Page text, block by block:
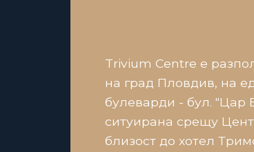
Trivium Centre е
на град Пловдив, на
булеварди - бул. "Цар
ситуирана срещу
близост до хотел